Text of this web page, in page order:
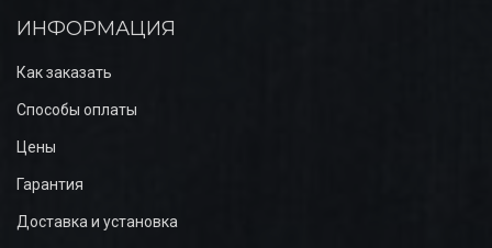
ИНФОРМАЦИЯ
Как заказать
Способы оплаты
Цены
Гарантия
Доставка и установка